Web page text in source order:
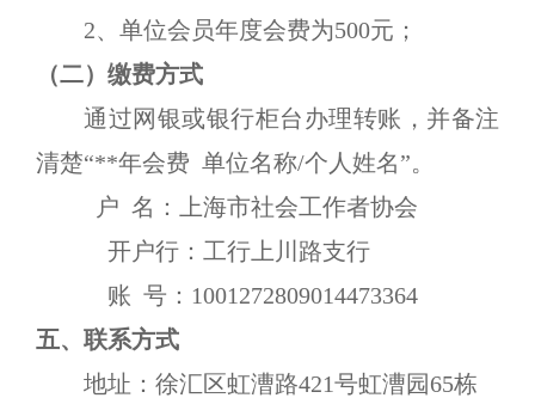
2、单位会员年度会费为500元；
（二）缴费方式
通过网银或银行柜台办理转账，并备注
清楚“**年会费 单位名称/个人姓名”。
户 名：上海市社会工作者协会
开户行：工行上川路支行
账 号： 1001272809014473364
五、联系方式
地址：徐汇区虹漕路421号虹漕园65栋